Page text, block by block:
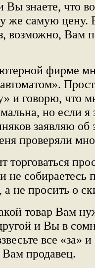
знаете, что
же самую цену.
возможно, Вам
фирме
и говорю, что
но если я
заявляю
проверяли
торговаться
не собираетесь
а не просить о
товар Вам
и Вы в
все «за»
продавец.